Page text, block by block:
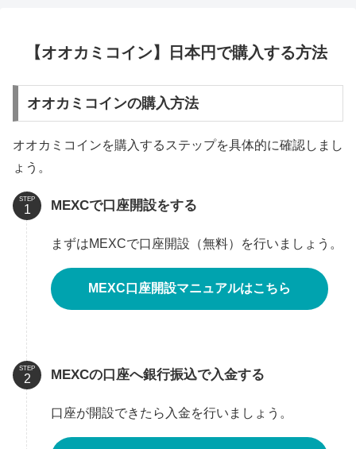
【オオカミコイン】日本円で購入する方法
オオカミコインの購入方法
オオカミコインを購入するステップを具体的に確認しまし
ょう。
STEP MEXCで口座開設をする
まずはMEXCで口座開設（無料）を行いましょう。
MEXC口座開設マニュアルはこちら
STEP MEXCの口座へ銀行振込で入金する
口座が開設できたら入金を行いましょう。